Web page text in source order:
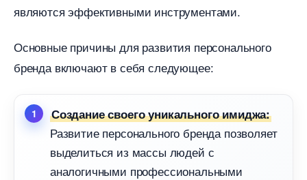
являются эффективными инструментами.
Основные причины для развития персонального
ренда включают в себя следующее:
Создание своего уникального имиджа:
Развитие персонального бренда позволяет
ыделиться из массы людей с
аналогичными профессиональными